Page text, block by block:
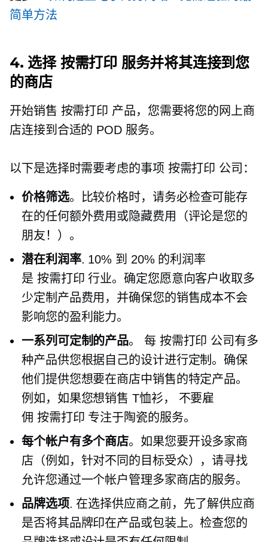
简单方法
4. 选择 按需打印 服务并将其连接到您
的商店
开始销售 按需打印 产品，您需要将您的网上商
店连接到合适的 POD 服务。
以下是选择时需要考虑的事项 按需打印 公司：
价格筛选。比较价格时，请务必检查可能存
在的任何额外费用或隐藏费用（评论是您的
朋友！）。
潜在利润率. 10% 到 20% 的利润率
是 按需打印 行业。确定您愿意向客户收取多
少定制产品费用，并确保您的销售成本不会
影响您的盈利能力。
一系列可定制的产品。 每 按需打印 公司有多
种产品供您根据自己的设计进行定制。确保
他们提供您想要在商店中销售的特定产品。
例如，如果您想销售 T恤衫，
不要雇
佣 按需打印 专注于陶瓷的服务。
每个帐户有多个商店。如果您要开设多家商
店（例如，针对不同的目标受众），请寻找
允许您通过一个帐户管理多家商店的服务。
品牌选项. 在选择供应商之前，先了解供应商
是否将其品牌印在产品或包装上。检查您的